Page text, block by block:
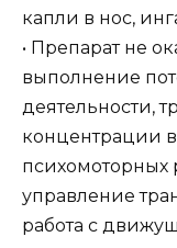
капли в нос,
• Препарат не
выполнение
деятельности,
концентрации
психомоторных
управление
работа с